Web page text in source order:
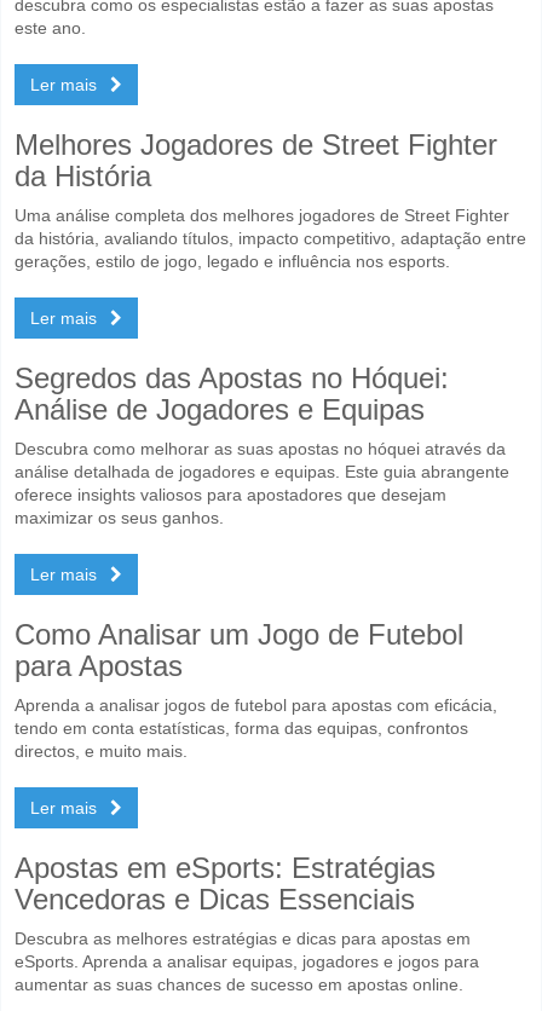
descubra como os especialistas estão a fazer as suas apostas
este ano.
Ler mais
Melhores Jogadores de Street Fighter
da História
Uma análise completa dos melhores jogadores de Street Fighter
da história, avaliando títulos, impacto competitivo, adaptação entre
gerações, estilo de jogo, legado e influência nos esports.
Ler mais
Segredos das Apostas no Hóquei:
Análise de Jogadores e Equipas
Descubra como melhorar as suas apostas no hóquei através da
análise detalhada de jogadores e equipas. Este guia abrangente
oferece insights valiosos para apostadores que desejam
maximizar os seus ganhos.
Ler mais
Como Analisar um Jogo de Futebol
para Apostas
Aprenda a analisar jogos de futebol para apostas com eficácia,
tendo em conta estatísticas, forma das equipas, confrontos
directos, e muito mais.
Ler mais
Apostas em eSports: Estratégias
Vencedoras e Dicas Essenciais
Descubra as melhores estratégias e dicas para apostas em
eSports. Aprenda a analisar equipas, jogadores e jogos para
aumentar as suas chances de sucesso em apostas online.